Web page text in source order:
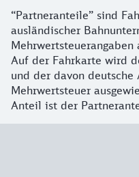
“Partneranteile” sind
ausländischer
Mehrwertsteuerangaben
Auf der Fahrkarte wird
und der davon
Mehrwertsteuer
Anteil ist der